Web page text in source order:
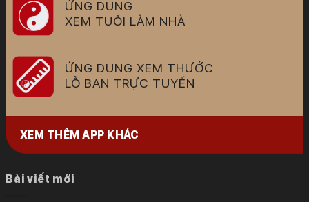
ỨNG DỤNG
XEM TUỔI LÀM NHÀ
ỨNG DỤNG XEM THƯỚC
LỖ BAN TRỰC TUYẾN
XEM THÊM APP KHÁC
Bài viết mới